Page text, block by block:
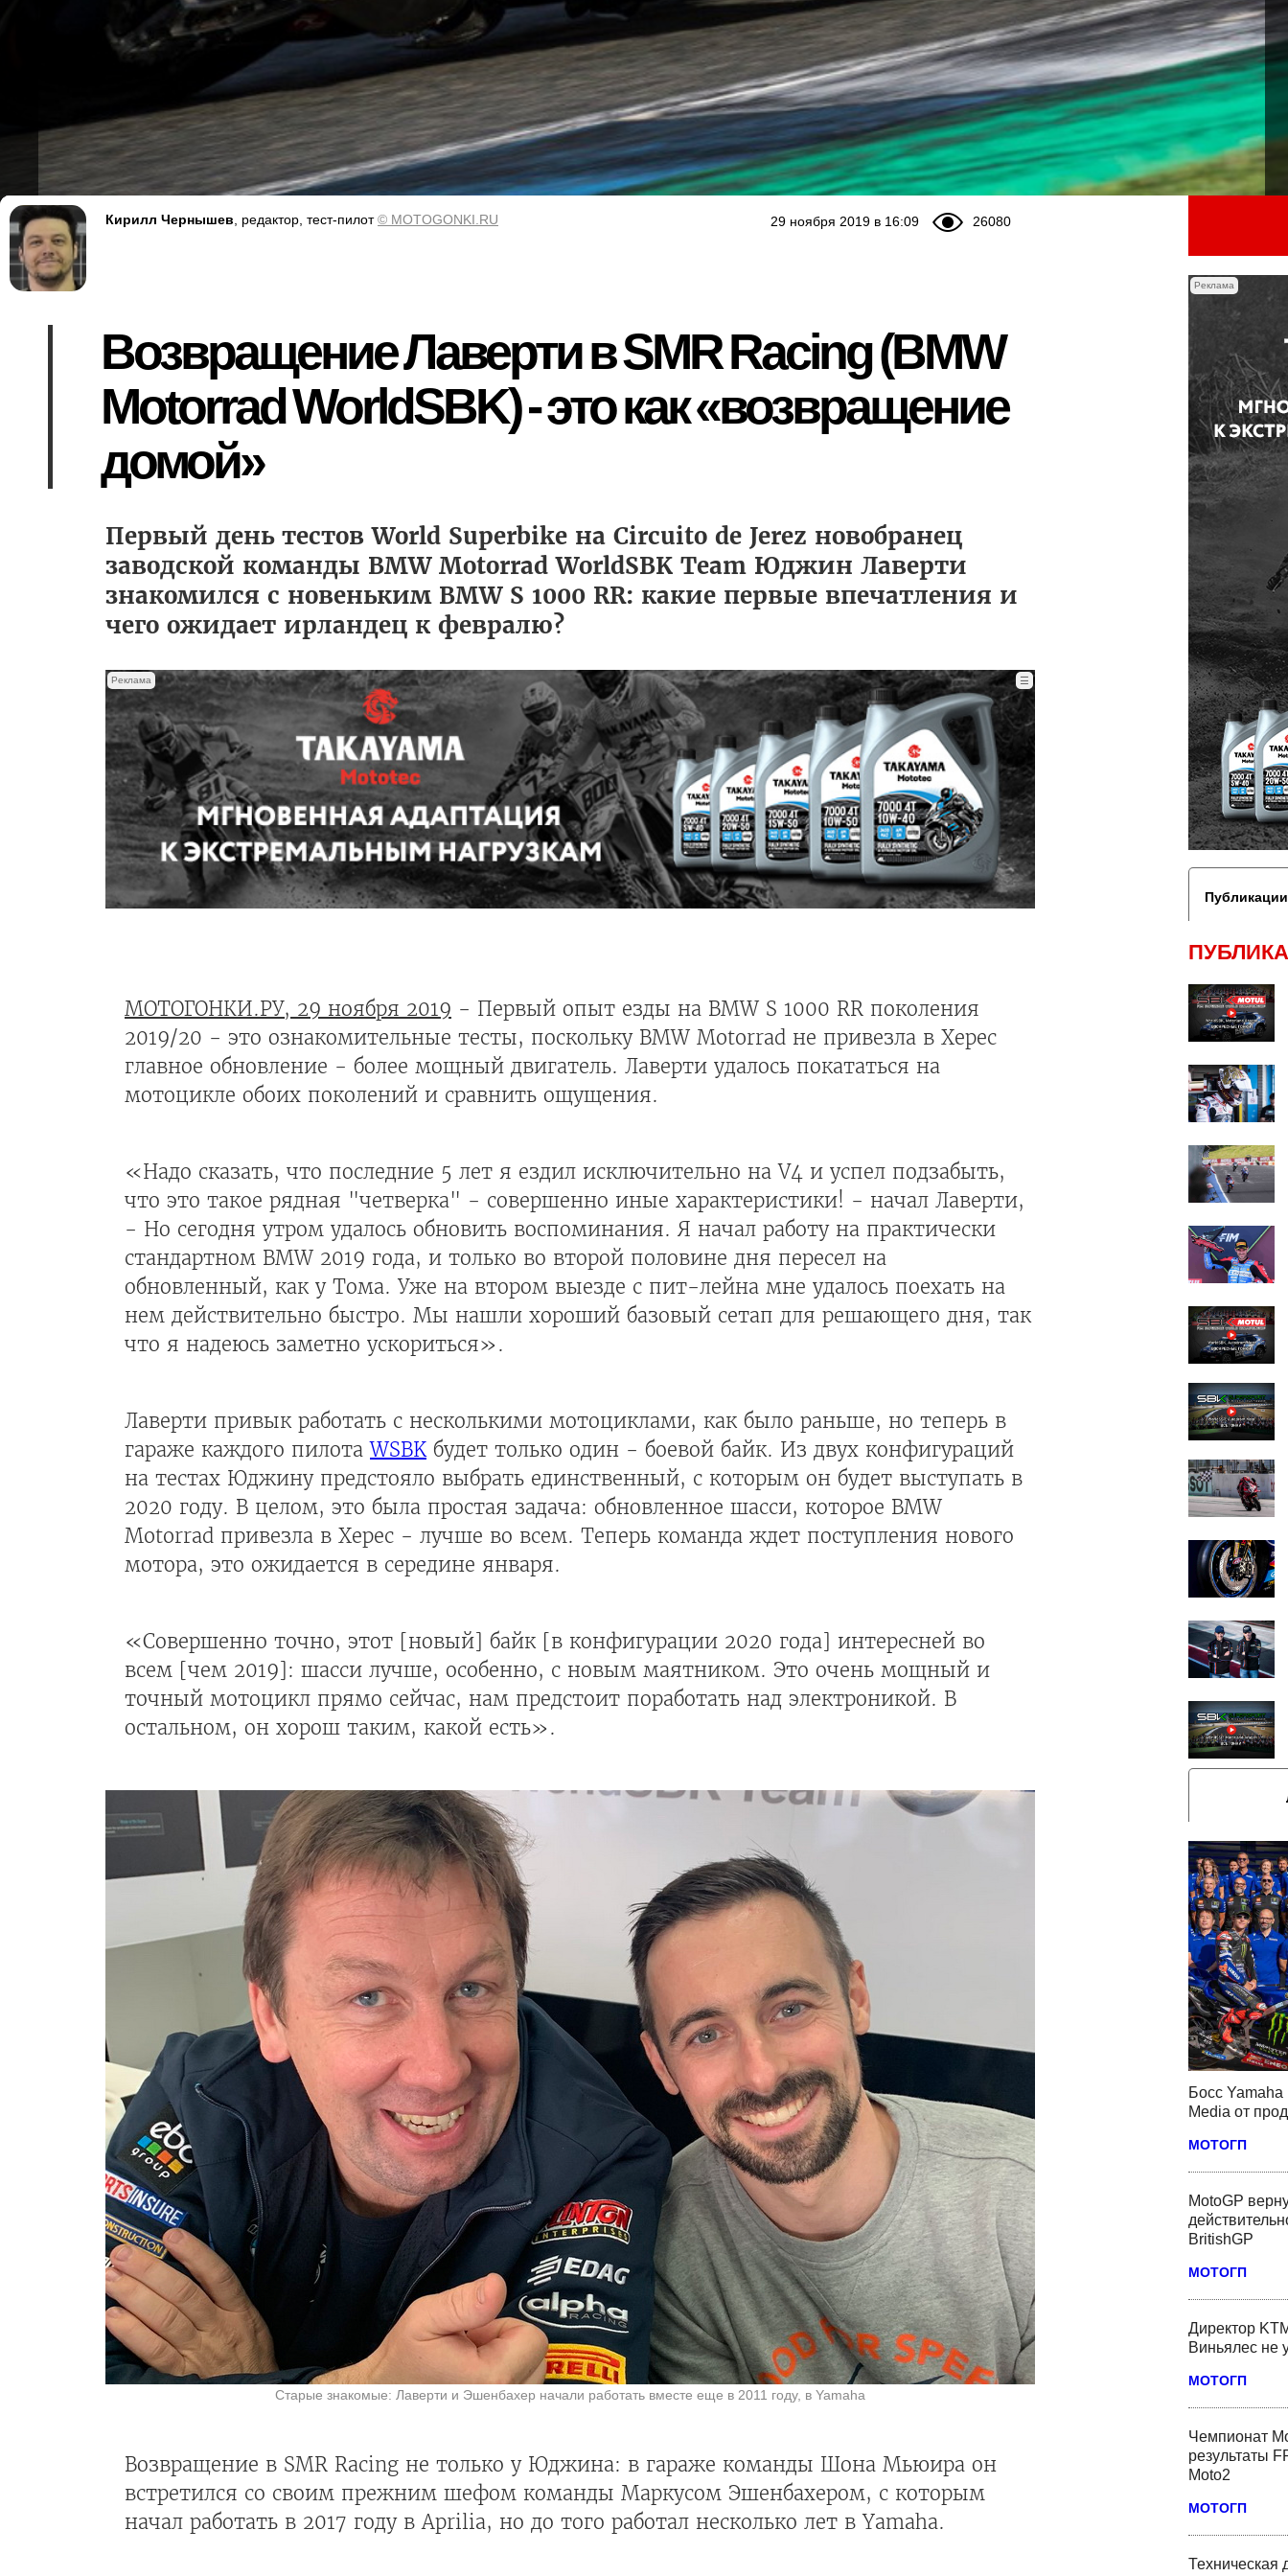
Реклама
Босс Yamaha
Media от
МОТОГП
MotoGP
BritishGP
МОТОГП
Директор
Виньялес не
МОТОГП
Чемпионат
результаты
Moto2
МОТОГП
Техническая
26080
29 ноября 2019 в 16:09
Кирилл Чернышев , редактор, тест-пилот© MOTOGONKI.RU
Возвращение Лаверти в SMR Racing (BMW
Motorrad WorldSBK) - это как «возвращение
домой»
Первый день тестов World Superbike на Circuito de Jerez новобранец
заводской команды BMW Motorrad WorldSBK Team Юджин Лаверти
знакомился с новеньким BMW S 1000 RR: какие первые впечатления и
чего ожидает ирландец к февралю?
Реклама ☰
МОТОГОНКИ.РУ, 29 ноября 2019 - Первый опыт езды на BMW S 1000 RR поколения
2019/20 - это ознакомительные тесты, поскольку BMW Motorrad не привезла в Херес
главное обновление - более мощный двигатель. Лаверти удалось покататься на
мотоцикле обоих поколений и сравнить ощущения.
«Надо сказать, что последние 5 лет я ездил исключительно на V4 и успел подзабыть,
что это такое рядная "четверка" - совершенно иные характеристики! - начал Лаверти,
- Но сегодня утром удалось обновить воспоминания. Я начал работу на практически
стандартном BMW 2019 года, и только во второй половине дня пересел на
обновленный, как у Тома. Уже на втором выезде с пит-лейна мне удалось поехать на
нем действительно быстро. Мы нашли хороший базовый сетап для решающего дня, так
что я надеюсь заметно ускориться».
Лаверти привык работать с несколькими мотоциклами, как было раньше, но теперь в
гараже каждого пилотаWSBKбудет только один - боевой байк. Из двух конфигураций
на тестах Юджину предстояло выбрать единственный, с которым он будет выступать в
2020 году. В целом, это была простая задача: обновленное шасси, которое BMW
Motorrad привезла в Херес - лучше во всем. Теперь команда ждет поступления нового
мотора, это ожидается в середине января.
«Совершенно точно, этот [новый] байк [в конфигурации 2020 года] интересней во
всем [чем 2019]: шасси лучше, особенно, с новым маятником. Это очень мощный и
точный мотоцикл прямо сейчас, нам предстоит поработать над электроникой. В
остальном, он хорош таким, какой есть».
Старые знакомые: Лаверти и Эшенбахер начали работать вместе еще в 2011 году, в Yamaha
Возвращение в SMR Racing не только у Юджина: в гараже команды Шона Мьюира он
встретился со своим прежним шефом команды Маркусом Эшенбахером, с которым
начал работать в 2017 году в Aprilia, но до того работал несколько лет в Yamaha.